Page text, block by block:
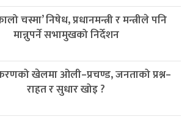
चस्मा’ निषेध, प्रधानमन्त्री र मन्त्रीले पनि
मान्नुपर्ने सभामुखको निर्देशन
खेलमा ओली–प्रचण्ड, जनताको प्रश्न–
राहत र सुधार खोइ ?